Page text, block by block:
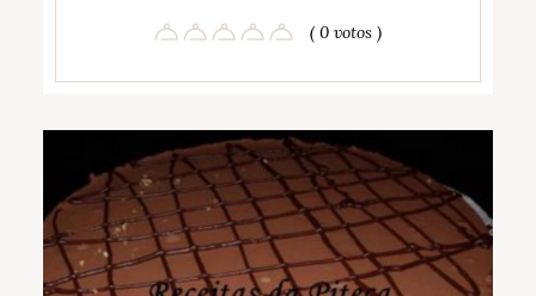
( 0 votos )